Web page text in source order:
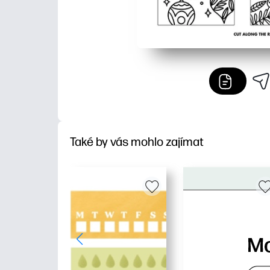
Také by vás mohlo zajímat